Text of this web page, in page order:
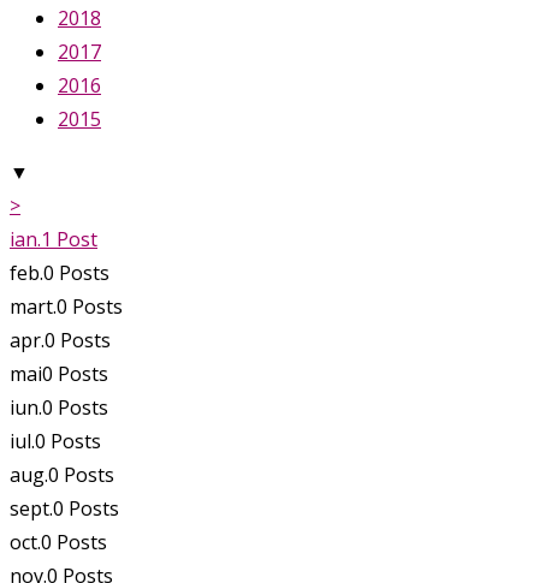
2018
2017
2016
2015
▼
>
ian.1 Post
feb.0 Posts
mart.0 Posts
apr.0 Posts
mai0 Posts
iun.0 Posts
iul.0 Posts
aug.0 Posts
sept.0 Posts
oct.0 Posts
nov.0 Posts